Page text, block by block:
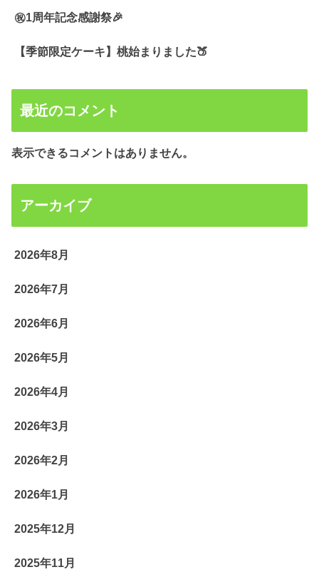
㊗️1周年記念感謝祭🎉
【季節限定ケーキ】桃始まりました🍑
最近のコメント
表示できるコメントはありません。
アーカイブ
2026年8月
2026年7月
2026年6月
2026年5月
2026年4月
2026年3月
2026年2月
2026年1月
2025年12月
2025年11月